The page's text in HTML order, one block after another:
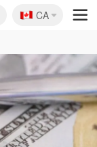
🇨🇦
CA